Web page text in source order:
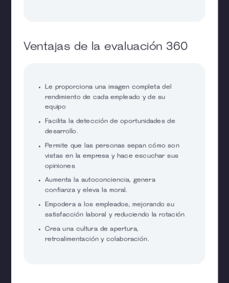
Ventajas de la evaluación 360
Le proporciona una imagen completa del
rendimiento de cada empleado y de su
equipo
Facilita la detección de oportunidades de
desarrollo.
Permite que las personas sepan cómo son
vistas en la empresa y hace escuchar sus
opiniones
Aumenta la autoconciencia, genera
confianza y eleva la moral.
Empodera a los empleados, mejorando su
satisfacción laboral y reduciendo la rotación
Crea una cultura de apertura,
retroalimentación y colaboración.